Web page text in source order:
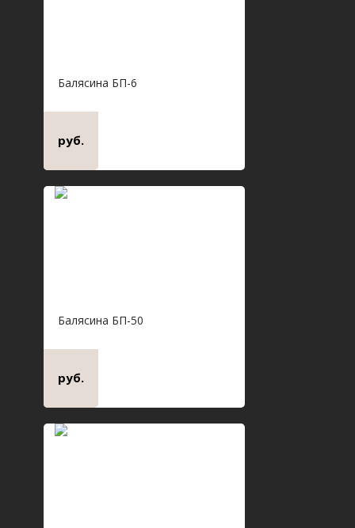
Балясина БП-6
руб.
Балясина БП-50
руб.